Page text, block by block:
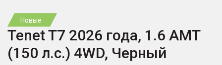
Новые
Tenet T7 2026 года, 1.6 AMT
(150 л.с.) 4WD, Черный